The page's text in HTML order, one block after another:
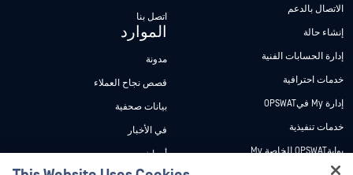
الاتصال بالدعم
إنشاء حالة
إدارة الحسابات الفنية
خدمات احترافية
إدارة My فيOPSWAT
خدمات تنفيذية
بوابةOPSWAT الخاصة My
اتصل بنا
الموارد
مدونة
قصص نجاح العملاء
بيانات صحفية
في الأخبار
أحداث